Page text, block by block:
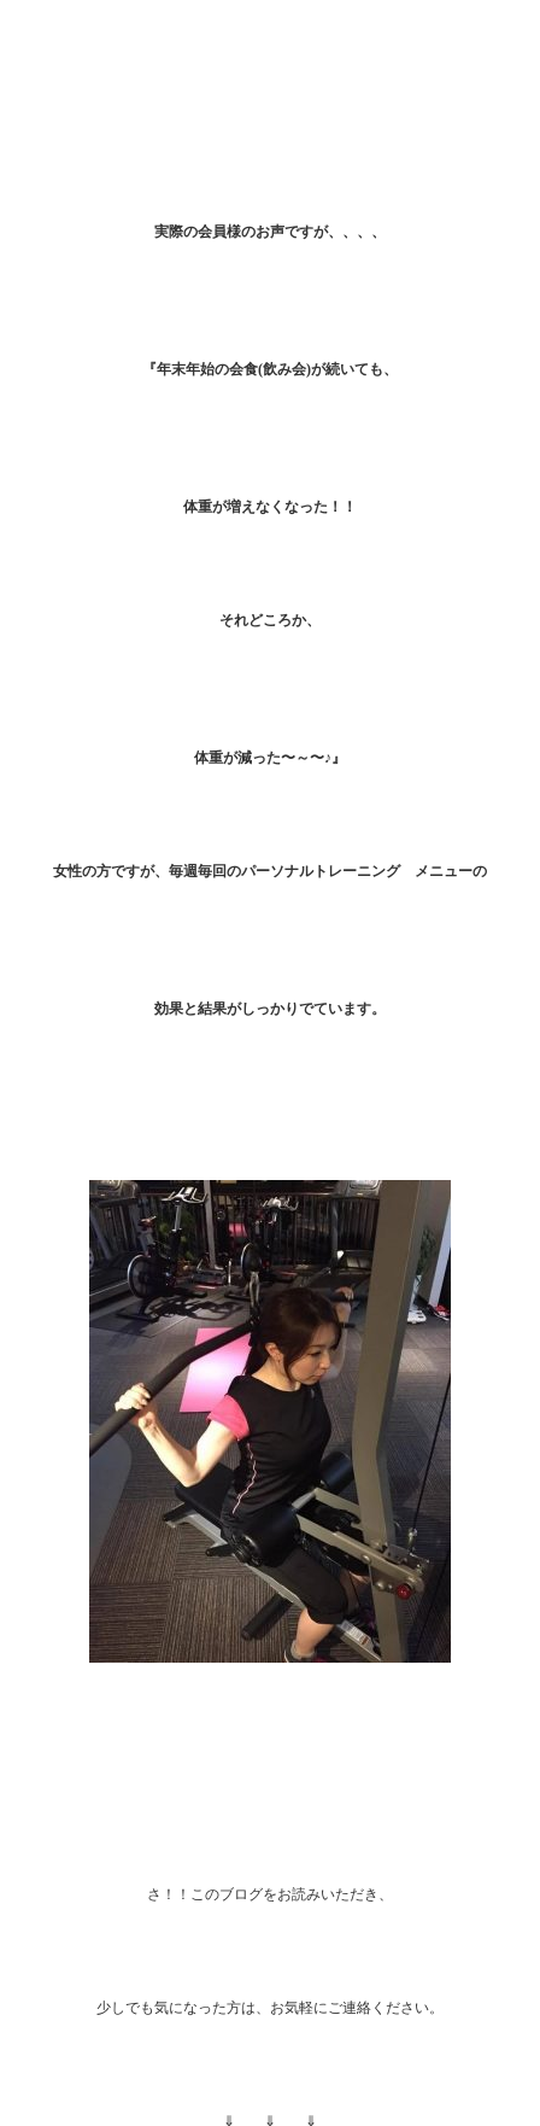
実際の会員様のお声ですが、、、、
『年末年始の会食(飲み会)が続いても、
体重が増えなくなった！！
それどころか、
体重が減った〜～〜♪』
女性の方ですが、毎週毎回のパーソナルトレーニング メニューの
効果と結果がしっかりでています。
さ！！このブログをお読みいただき、
少しでも気になった方は、お気軽にご連絡ください。
⇓ ⇓ ⇓